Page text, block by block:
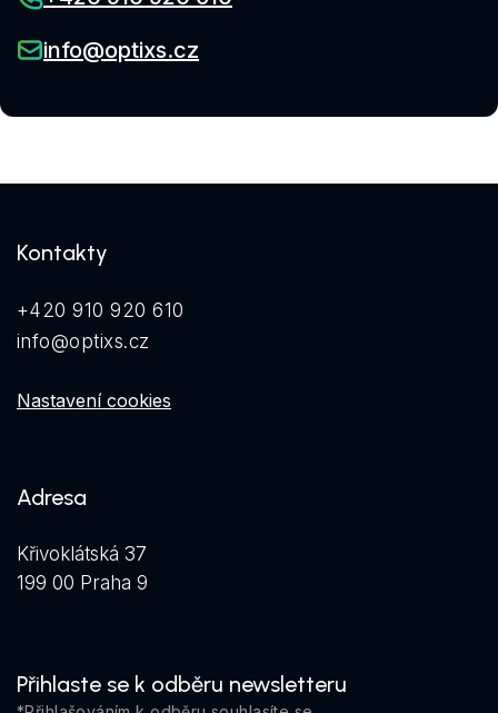
info@optixs.cz
Kontakty
+420 910 920 610
info@optixs.cz
Nastavení cookies
Adresa
Křivoklátská 37
199 00 Praha 9
Přihlaste se k odběru newsletteru